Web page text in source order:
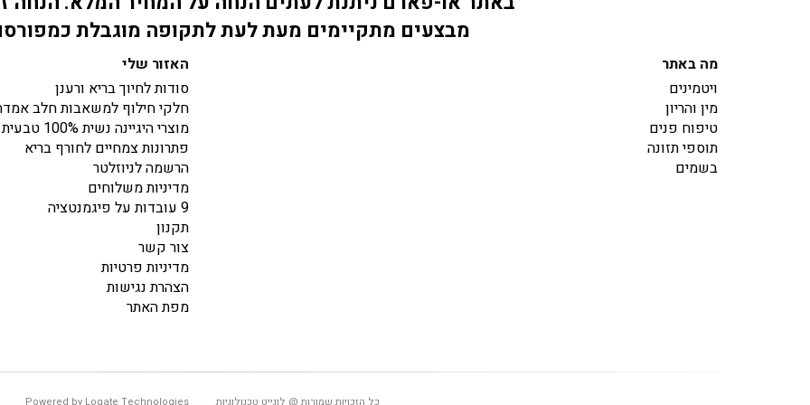
מבצעים מתקיימים מעת לעת לתקופה מוגבלת
האזור שלי
סודות לחיוך בריא ורענן
חלקי חילוף למשאבות חלב
מוצרי היגיינה נשית 100% טבעית
פתרונות צמחיים לחורף בריא
הרשמה לניוזלטר
מדיניות משלוחים
9 עובדות על פיגמנטציה
תקנון
צור קשר
מדיניות פרטיות
הצהרת נגישות
מפת האתר
מה באתר
ויטמינים
מין והריון
טיפוח פנים
תוספי תזונה
בשמים
Powered by Logate Technologies כל הזכויות שמורות @ לוגייט טכנולוגיות